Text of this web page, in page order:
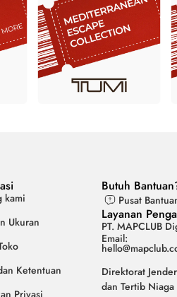
kami
Ukuran
Ketentuan
Privasi
Butuh
Pusat
Layanan
PT. MAPCLUB
Email:
Direktorat
dan Tertib